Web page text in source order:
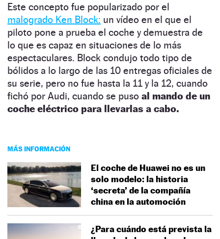
Este concepto fue popularizado por el
malogrado Ken Block: un vídeo en el que el
piloto pone a prueba el coche y demuestra de
lo que es capaz en situaciones de lo más
espectaculares. Block condujo todo tipo de
bólidos a lo largo de las 10 entregas oficiales de
su serie, pero no fue hasta la 11 y la 12, cuando
fichó por Audi, cuando se puso al mando de un
coche eléctrico para llevarlas a cabo.
MÁS INFORMACIÓN
El coche de Huawei no es un
solo modelo: la historia
‘secreta’ de la compañía
china en la automoción
¿Para cuándo está prevista la